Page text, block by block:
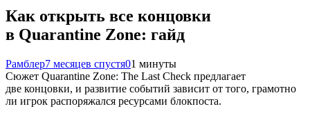
Как открыть все концовки
в Quarantine Zone: гайд
Рамблер7 месяцев спустя01 минуты
Сюжет Quarantine Zone: The Last Check предлагает
две концовки, и развитие событий зависит от того, грамотно
ли игрок распоряжался ресурсами блокпоста.